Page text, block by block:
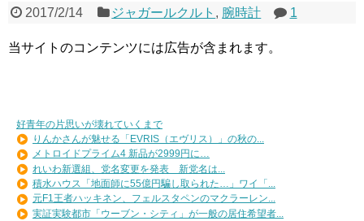
2017/2/14 ジャガールクルト , 腕時計 1
当サイトのコンテンツには広告が含まれます。
好青年の片思いが壊れていくまで
りんかさんが魅せる「EVRIS（エヴリス）」の秋の...
メトロイドプライム4 新品が2999円に…
れいわ新選組、党名変更を発表 新党名は...
積水ハウス「地面師に55億円騙し取られた…」ワイ「...
元F1王者ハッキネン、フェルスタペンのマクラーレン...
実証実験都市「ウーブン・シティ」が一般の居住希望者...